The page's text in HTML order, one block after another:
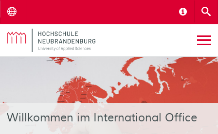
Willkommen im International Office